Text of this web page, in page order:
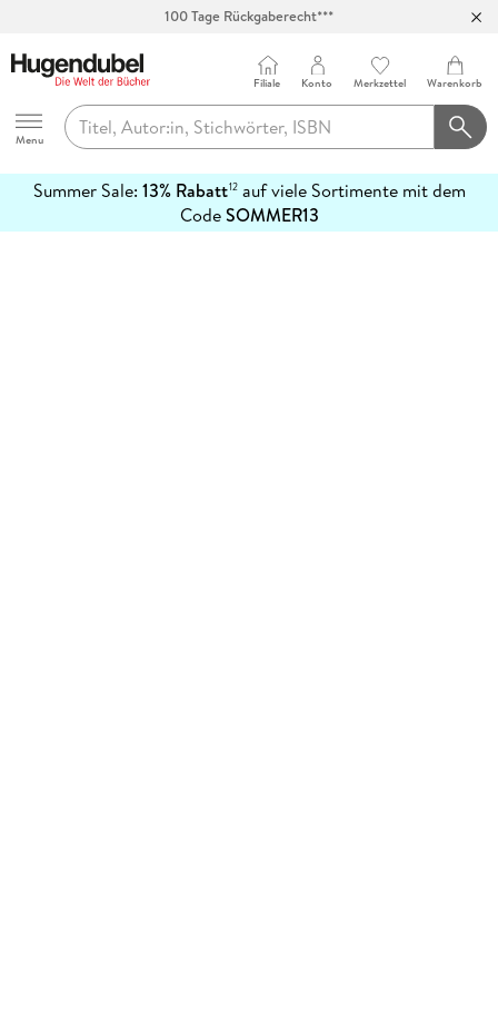
100 Tage Rückgaberecht***
Hugendubel
Menu
Filiale Konto Merkzettel Warenkorb
Summer Sale: 13% Rabatt12auf viele Sortimente mit dem
CodeSOMMER13
erfahren